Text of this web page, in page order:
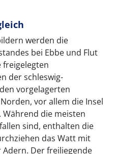
werden die
bei Ebbe und Flut
freigelegten
der schleswig-
vorgelagerten
vor allem die Insel
die meisten
sind, enthalten die
das Watt mit
Der freiliegende